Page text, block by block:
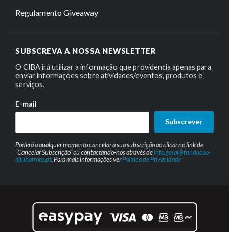
Regulamento Giveaway
SUBSCREVA A NOSSA NEWSLETTER
O CIBA irá utilizar a informação que providencia apenas para
enviar informações sobre atividades/eventos, produtos e
serviços.
E-mail
Subscrever
Poderá a qualquer momento cancelar a sua subscrição ao clicar no link de
“Cancelar Subscrição” ou contactando-nos através deinfo.geral@fundacao-
aljubarrota.pt. Para mais informações verPolítica de Privacidade